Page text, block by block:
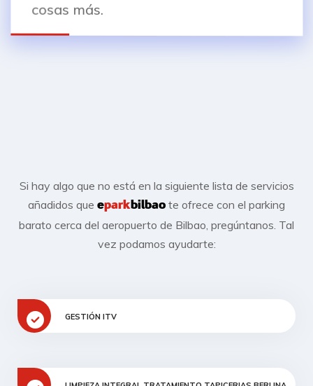
cosas más.
Si hay algo que no está en la siguiente lista de servicios
añadidos que eparkbilbao te ofrece con el parking
barato cerca del aeropuerto de Bilbao, pregúntanos. Tal
vez podamos ayudarte:
GESTIÓN ITV